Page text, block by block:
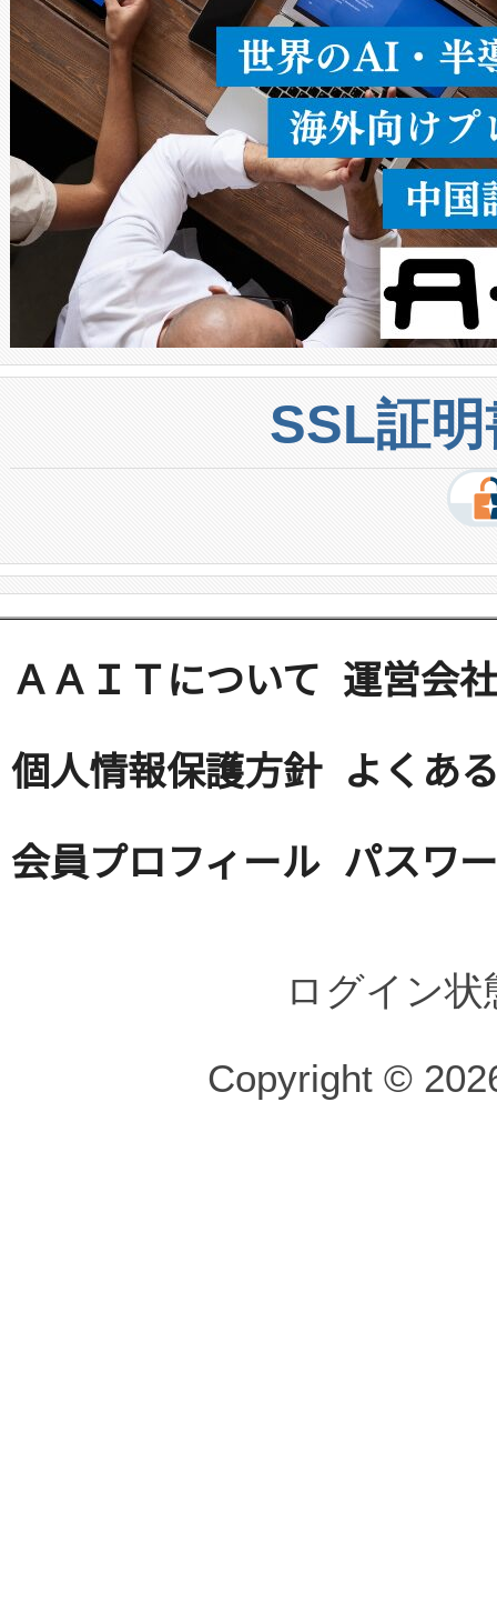
密度なスキャ […]
SSL証
ＡＡＩＴについて 運営会社
個人情報保護方針 よくあ
会員プロフィール パスワ
ログイン
Copyright ©